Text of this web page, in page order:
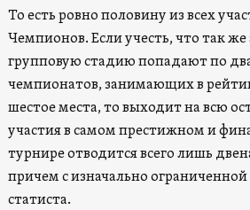
То есть ровно половину из всех
Чемпионов. Если учесть, что так
групповую стадию попадают по
чемпионатов, занимающих в
шестое места, то выходит на всю
участия в самом престижном и
турнире отводится всего лишь
причем с изначально
статиста.